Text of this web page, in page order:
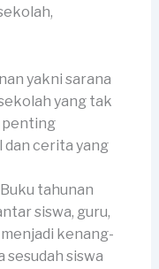
yakni sarana
yang tak
penting
dan cerita yang
tahunan
siswa, guru,
kenang-
sesudah siswa